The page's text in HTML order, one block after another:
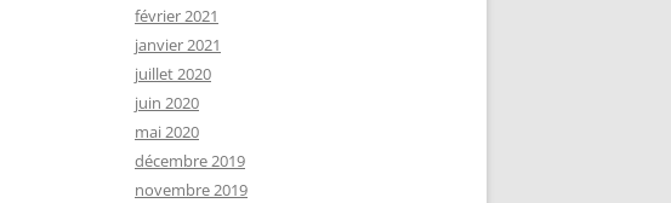
février 2021
janvier 2021
juillet 2020
juin 2020
mai 2020
décembre 2019
novembre 2019